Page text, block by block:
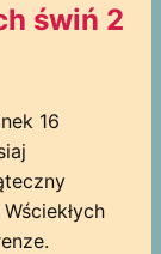
świń 2
16